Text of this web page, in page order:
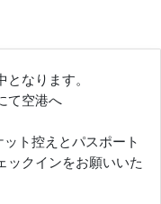
なります。
て空港へ
ト控えとパスポート
ックインをお願いいた